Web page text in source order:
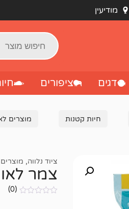
מודיעין
דגים ציפורים
חיות קטנות מוצרים
ציוד נלווה,
צמר
(0)